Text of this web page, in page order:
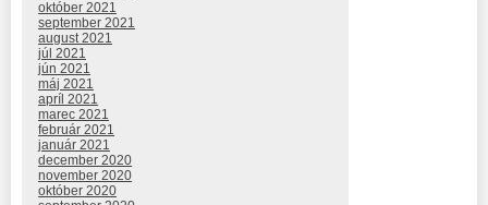
október 2021
september 2021
august 2021
júl 2021
jún 2021
máj 2021
apríl 2021
marec 2021
február 2021
január 2021
december 2020
november 2020
október 2020